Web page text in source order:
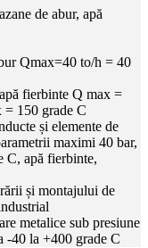
de abur, apă
Qmax=40 to/h = 40
fierbinte Q max =
= 150 grade C
și elemente de
maximi 40 bar,
C, apă fierbinte,
și montajului de
metalice sub presiune
-40 la +400 grade C